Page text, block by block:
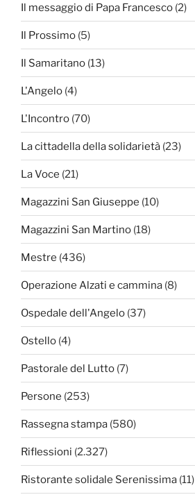
Il messaggio di Papa Francesco (2)
Il Prossimo (5)
Il Samaritano (13)
L'Angelo (4)
L'Incontro (70)
La cittadella della solidarietà (23)
La Voce (21)
Magazzini San Giuseppe (10)
Magazzini San Martino (18)
Mestre (436)
Operazione Alzati e cammina (8)
Ospedale dell'Angelo (37)
Ostello (4)
Pastorale del Lutto (7)
Persone (253)
Rassegna stampa (580)
Riflessioni (2.327)
Ristorante solidale Serenissima (11)